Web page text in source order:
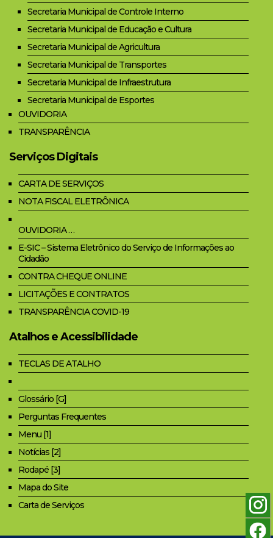
Secretaria Municipal de Controle Interno
Secretaria Municipal de Educação e Cultura
Secretaria Municipal de Agricultura
Secretaria Municipal de Transportes
Secretaria Municipal de Infraestrutura
Secretaria Municipal de Esportes
OUVIDORIA
TRANSPARÊNCIA
Serviços Digitais
CARTA DE SERVIÇOS
NOTA FISCAL ELETRÔNICA
OUVIDORIA …
E-SIC – Sistema Eletrônico do Serviço de Informações ao
Cidadão
CONTRA CHEQUE ONLINE
LICITAÇÕES E CONTRATOS
TRANSPARÊNCIA COVID-19
Atalhos e Acessibilidade
TECLAS DE ATALHO
Glossário [G]
Perguntas Frequentes
Menu [1]
Notícias [2]
Rodapé [3]
Mapa do Site
Carta de Serviços